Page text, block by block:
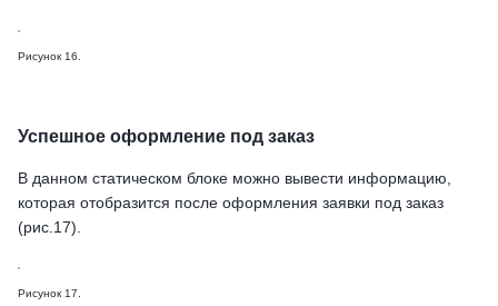
Рисунок 16.
Успешное оформление под заказ
В данном статическом блоке можно вывести информацию,
которая отобразится после оформления заявки под заказ
(рис.17).
Рисунок 17.